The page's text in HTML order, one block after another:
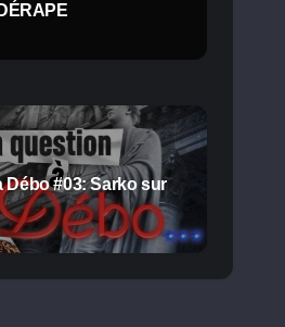
Débo #03: Sarko sur